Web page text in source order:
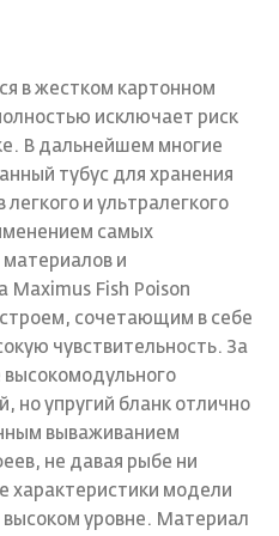
в жестком картонном
исключает риск
В дальнейшем многие
тубус для хранения
и ультралегкого
самых
и
Fish Poison
сочетающим в себе
чувствительность. За
высокомодульного
но упругий бланк отлично
вываживанием
не давая рыбе ни
характеристики модели
уровне. Материал